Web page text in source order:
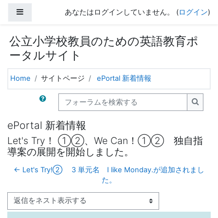
サイドパネルあなたはログインしていません。 (ログイン)
公立小学校教員のための英語教育ポ
ータルサイト
Home サイトページ ePortal 新着情報
フォーラムを検索する
フォ
ePortal 新着情報
Let's Try！ ①②、We Can！①② 独自指
導案の展開を開始しました。
← Let's Try!② 3 単元名 I like Monday.が追加されまし
た。
表示モード